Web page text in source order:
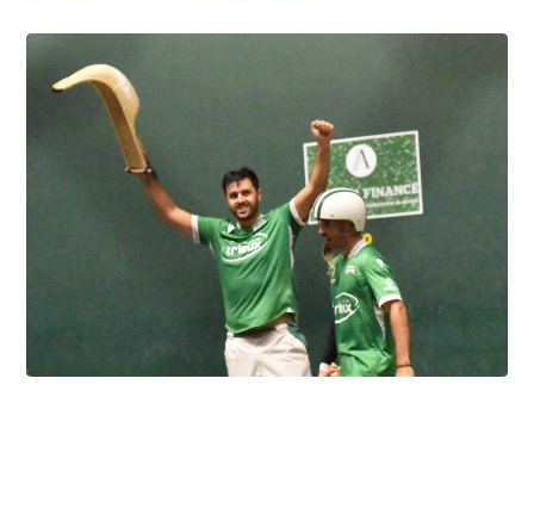
Pau cup féminine la quiñiéla fut franco
française
8.8.2026